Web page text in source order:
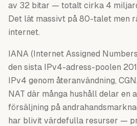
av 32 bitar — totalt cirka 4
Det lät massivt på 80-talet men
internet.
IANA (Internet Assigned
den sista IPv4-adress-poolen
IPv4 genom återanvändning,
NAT där många hushåll delar en
försäljning på
har blivit värdefulla resurser —